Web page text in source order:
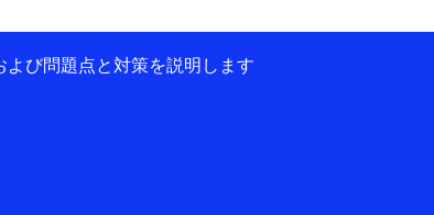
よび問題点と対策を説明します